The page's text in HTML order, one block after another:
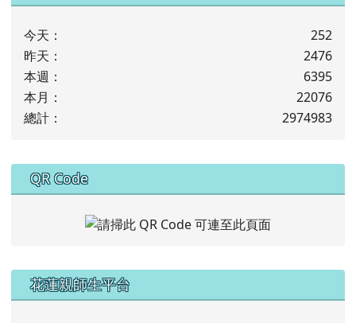
今天：
252
昨天：
2476
本週：
6395
本月：
22076
總計：
2974983
下中右區域內容
QR Code
左邊區域內容
花蓮親師生平台